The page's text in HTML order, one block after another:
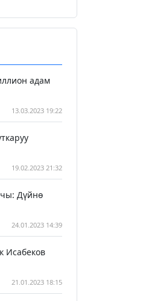
адам
13.03.2023 19:22
19.02.2023 21:32
Дүйнө
24.01.2023 14:39
Исабеков
21.01.2023 18:15